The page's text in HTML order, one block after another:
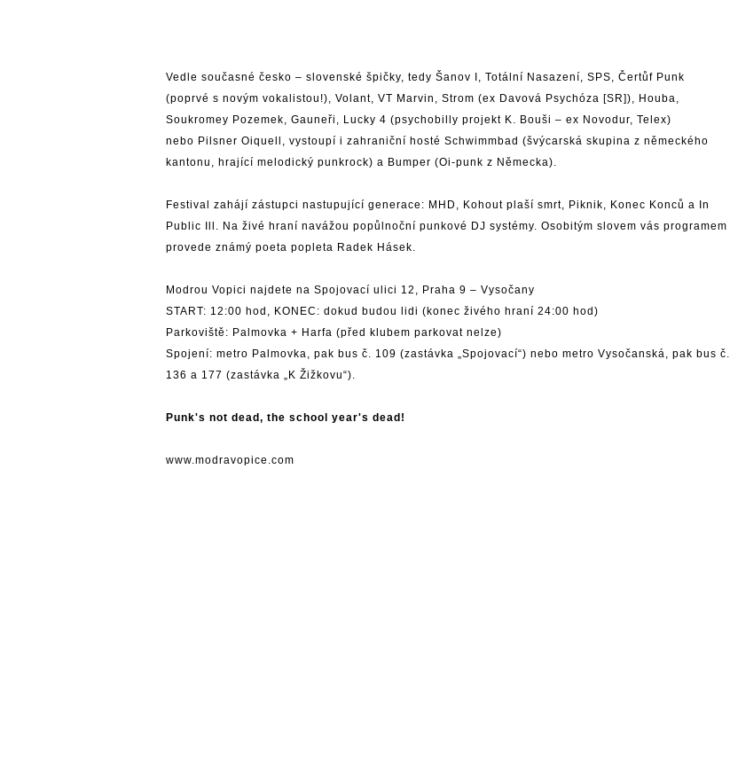
Vedle současné česko – slovenské špičky, tedy Šanov I, Totální Nasazení, SPS, Čertůf Punk
(poprvé s novým vokalistou!), Volant, VT Marvin, Strom (ex Davová Psychóza [SR]), Houba,
Soukromey Pozemek, Gauneři, Lucky 4 (psychobilly projekt K. Bouši – ex Novodur, Telex)
nebo Pilsner Oiquell, vystoupí i zahraniční hosté Schwimmbad (švýcarská skupina z německého
kantonu, hrající melodický punkrock) a Bumper (Oi-punk z Německa).
Festival zahájí zástupci nastupující generace: MHD, Kohout plaší smrt, Piknik, Konec Konců a In
Public Ill. Na živé hraní navážou popůlnoční punkové DJ systémy. Osobitým slovem vás programem
provede známý poeta popleta Radek Hásek.
Modrou Vopici najdete na Spojovací ulici 12, Praha 9 – Vysočany
START: 12:00 hod, KONEC: dokud budou lidi (konec živého hraní 24:00 hod)
Parkoviště: Palmovka + Harfa (před klubem parkovat nelze)
Spojení: metro Palmovka, pak bus č. 109 (zastávka „Spojovací“) nebo metro Vysočanská, pak bus č.
136 a 177 (zastávka „K Žižkovu“).
Punk's not dead, the school year's dead!
www.modravopice.com